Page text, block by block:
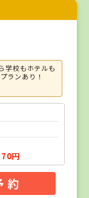
学校もホテルも
ランあり！
円
約